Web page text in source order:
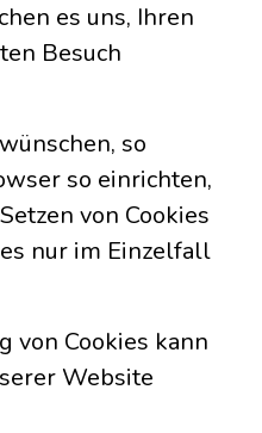
es uns, Ihren
Besuch
so
so einrichten,
von Cookies
nur im Einzelfall
von Cookies kann
Website